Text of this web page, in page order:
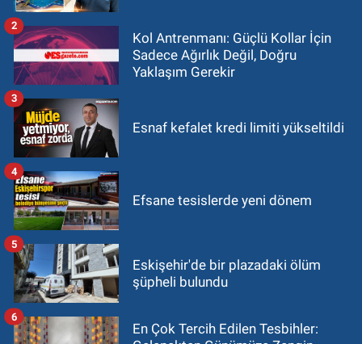
Kol Antrenmanı: Güçlü Kollar İçin
Sadece Ağırlık Değil, Doğru
Yaklaşım Gerekir
2
Esnaf kefalet kredi limiti yükseltildi
3
Efsane tesislerde yeni dönem
4
Eskişehir'de bir plazadaki ölüm
şüpheli bulundu
5
En Çok Tercih Edilen Tesbihler:
6